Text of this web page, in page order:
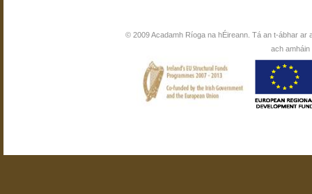
© 2009 Acadamh Ríoga na hÉireann. Tá an t-ábhar ar
ach amháin